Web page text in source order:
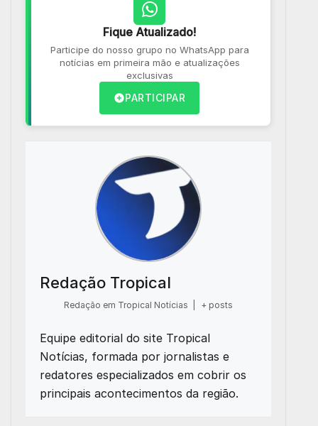
Fique Atualizado!
Participe do nosso grupo no WhatsApp para
notícias em primeira mão e atualizações
exclusivas
PARTICIPAR
Redação Tropical
Redação em Tropical Notícias + posts
Equipe editorial do site Tropical
Notícias, formada por jornalistas e
redatores especializados em cobrir os
principais acontecimentos da região.